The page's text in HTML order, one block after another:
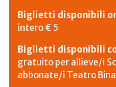
Biglietti disponibili
intero € 5
Biglietti disponibili
gratuito per allieve/i
abbonate/i Teatro